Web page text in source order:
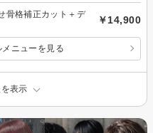
骨格補正カット＋デ
￥14,900
ニューを見る
表示